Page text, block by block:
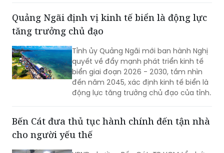
Quảng Ngãi định vị kinh tế biển là động lực
tăng trưởng chủ đạo
Tỉnh ủy Quảng Ngãi mới ban hành Nghị
quyết về đẩy mạnh phát triển kinh tế
biển giai đoạn 2026 - 2030, tầm nhìn
đến năm 2045, xác định kinh tế biển là
động lực tăng trưởng chủ đạo của tỉnh.
Bến Cát đưa thủ tục hành chính đến tận nhà
cho người yếu thế